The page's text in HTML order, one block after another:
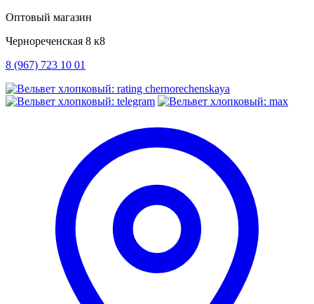
Оптовый магазин
Чернореченская 8 к8
8 (967) 723 10 01